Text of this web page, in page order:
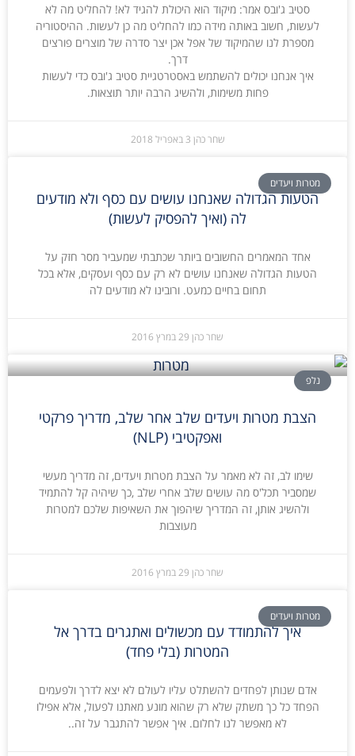
סטיב ג'ובס אמר: מיקוד הוא היכולת להגיד לא! להחליט מה לא
לעשות, חשוב באותה מידה כמו להחליט מה כן לעשות. ההיסטוריה
מספרת לנו שהמיקוד של אפל אכן יצר סדרה של מוצרים פורצים
דרך.
איך אנחנו יכולים להשתמש באסטרטגיית סטיב ג'ובס כדי לעשות
פחות משימות, ולהשיג הרבה יותר תוצאות.
שחר כהן 3 באפריל 2018
מטרות ויעדים
הטעות הגדולה שאנחנו עושים עם כסף ולא מודעים
לה (ואיך להפסיק לעשות)
אחד המאמרים החשובים ביותר שכתבתי שמעביר מסר חזק על
הטעות הגדולה שאנחנו עושים לא רק עם כסף ועסקים, אלא בכל
תחום בחיים כמעט. ורובינו לא מודעים לה
שחר כהן 29 במרץ 2016
נלפ
הצבת מטרות ויעדים שלב אחר שלב, מדריך פרקטי
ואפקטיבי (NLP)
שימו לב, זה לא מאמר על הצבת מטרות ויעדים, זה מדריך מעשי
שמסביר תכל'ס מה עושים שלב אחרי שלב ,כך שיהיה קל להתמיד
ולהשיג אותן, זה המדריך שיהפוך את השאיפות שלכם למטרות
מעוצבות
שחר כהן 29 במרץ 2016
מטרות ויעדים
איך להתמודד עם מכשולים ואתגרים בדרך אל
המטרות (בלי פחד)
אדם שנותן לפחדים להשתלט עליו לעולם לא יצא לדרך ולפעמים
הפחד כל כך משתק שלא רק שהוא מונע מאתנו לפעול, אלא אפילו
לא מאפשר לנו לחלום. איך אפשר להתגבר על זה..